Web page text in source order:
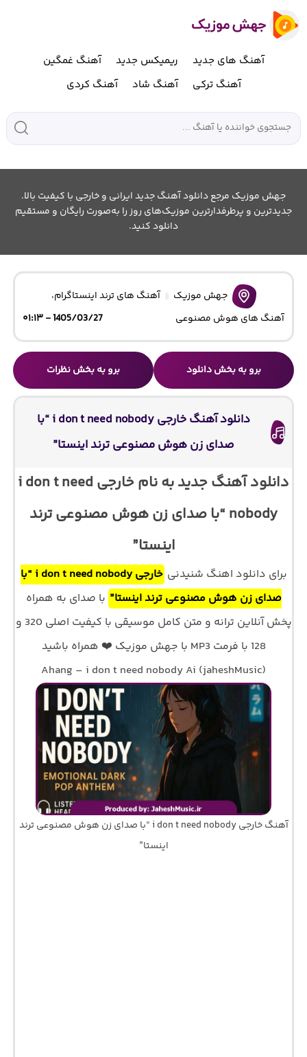
آهنگ های جدید ریمیکس جدید
آهنگ غمگین
آهنگ ترکی
آهنگ شاد آهنگ کردی
جهش موزیک مرجع دانلود آهنگ جدید ایرانی و خارجی با کیفیت بالا.
جدیدترین و پرطرفدارترین موزیک‌های روز را به‌صورت رایگان و مستقیم
دانلود کنید.
جهش موزیک آهنگ های ترند اینستاگرام،
آهنگ های هوش مصنوعی
1405/03/27 - ۰۱:۱۳
برو به بخش دانلود برو به بخش نظرات
دانلود آهنگ خارجی i don t need nobody “با
صدای زن هوش مصنوعی ترند اینستا”
دانلود آهنگ جدید به نام خارجی i don t need
nobody “با صدای زن هوش مصنوعی ترند
اینستا”
برای دانلود اهنگ شنیدنی
خارجی i don t need nobody “با
صدای زن هوش مصنوعی ترند اینستا” با صدای به همراه
پخش آنلاین ترانه و متن کامل موسیقی با کیفیت اصلی 320 و
128 با فرمت MP3 با جهش موزیک ❤️ همراه باشید
Ahang – i don t need nobody Ai (jaheshMusic)
آهنگ خارجی i don t need nobody “با صدای زن هوش مصنوعی ترند
اینستا”